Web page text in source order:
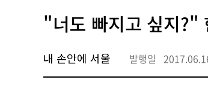
바
"너도 빠지고 싶지?"
내 손안에 서울 발행일